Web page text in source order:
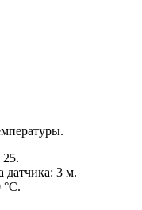
датчика: 3 м.
°С.